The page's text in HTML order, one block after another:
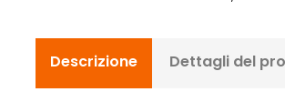
Descrizione Dettagli del